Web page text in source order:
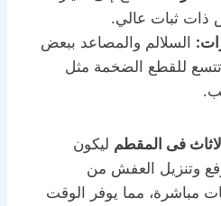
ذات ثبات عالي.
السلالم والمصاعد ببعض
للقطع الضخمة مثل
فى المقطم ليكون
وتنزيل العفش من
مباشرة، مما يوفر الوقت